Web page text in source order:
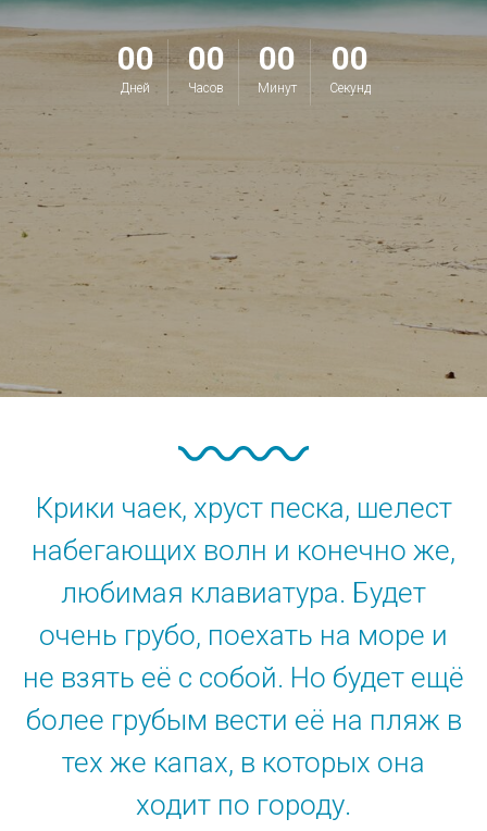
00
Дней
00
Часов
00
Минут
00
Секунд
Крики чаек, хруст песка, шелест
набегающих волн и конечно же,
любимая клавиатура. Будет
очень грубо, поехать на море и
не взять её с собой. Но будет ещё
более грубым вести её на пляж в
тех же капах, в которых она
ходит по городу.